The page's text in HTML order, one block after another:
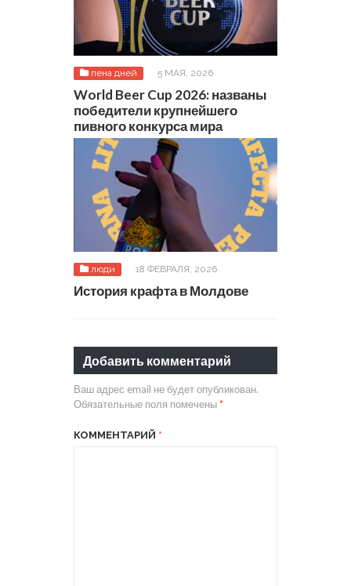
пена дней 5 МАЯ, 2026
World Beer Cup 2026: названы
победители крупнейшего
пивного конкурса мира
люди 18 ФЕВРАЛЯ, 2026
История крафта в Молдове
Добавить комментарий
Ваш адрес email не будет опубликован.
Обязательные поля помечены*
КОММЕНТАРИЙ *